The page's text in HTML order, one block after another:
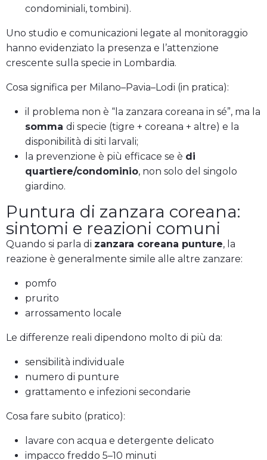
condominiali, tombini).
Uno studio e comunicazioni legate al monitoraggio
hanno evidenziato la presenza e l’attenzione
crescente sulla specie in Lombardia.
Cosa significa per Milano–Pavia–Lodi (in pratica):
il problema non è “la zanzara coreana in sé”, ma la
somma di specie (tigre + coreana + altre) e la
disponibilità di siti larvali;
la prevenzione è più efficace se è di
quartiere/condominio, non solo del singolo
giardino.
Puntura di zanzara coreana:
sintomi e reazioni comuni
Quando si parla di zanzara coreana punture, la
reazione è generalmente simile alle altre zanzare:
pomfo
prurito
arrossamento locale
Le differenze reali dipendono molto di più da:
sensibilità individuale
numero di punture
grattamento e infezioni secondarie
Cosa fare subito (pratico):
lavare con acqua e detergente delicato
impacco freddo 5–10 minuti